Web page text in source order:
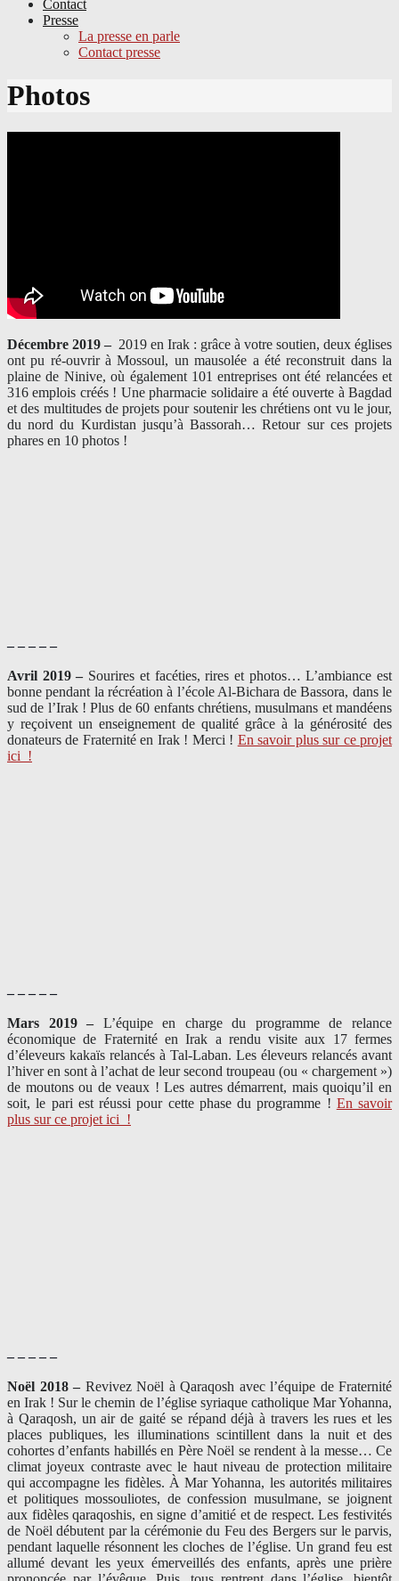
Contact
Presse
La presse en parle
Contact presse
to
Photos
Décembre 2019 – 2019 en Irak : grâce à votre soutien, deux églises
ont pu ré-ouvrir à Mossoul, un mausolée a été reconstruit dans la
plaine de Ninive, où également 101 entreprises ont été relancées et
316 emplois créés ! Une pharmacie solidaire a été ouverte à Bagdad
et des multitudes de projets pour soutenir les chrétiens ont vu le jour,
du nord du Kurdistan jusqu’à Bassorah… Retour sur ces projets
phares en 10 photos !
– – – – –
Avril 2019 – Sourires et facéties, rires et photos… L’ambiance est
bonne pendant la récréation à l’école Al-Bichara de Bassora, dans le
sud de l’Irak ! Plus de 60 enfants chrétiens, musulmans et mandéens
y reçoivent un enseignement de qualité grâce à la générosité des
donateurs de Fraternité en Irak ! Merci ! En savoir plus sur ce projet
ici !
– – – – –
Mars 2019 – L’équipe en charge du programme de relance
économique de Fraternité en Irak a rendu visite aux 17 fermes
d’éleveurs kakaïs relancés à Tal-Laban. Les éleveurs relancés avant
l’hiver en sont à l’achat de leur second troupeau (ou « chargement »)
de moutons ou de veaux ! Les autres démarrent, mais quoiqu’il en
soit, le pari est réussi pour cette phase du programme ! En savoir
plus sur ce projet ici !
– – – – –
Noël 2018 – Revivez Noël à Qaraqosh avec l’équipe de Fraternité
en Irak ! Sur le chemin de l’église syriaque catholique Mar Yohanna,
à Qaraqosh, un air de gaité se répand déjà à travers les rues et les
places publiques, les illuminations scintillent dans la nuit et des
cohortes d’enfants habillés en Père Noël se rendent à la messe… Ce
climat joyeux contraste avec le haut niveau de protection militaire
qui accompagne les fidèles. À Mar Yohanna, les autorités militaires
et politiques mossouliotes, de confession musulmane, se joignent
aux fidèles qaraqoshis, en signe d’amitié et de respect. Les festivités
de Noël débutent par la cérémonie du Feu des Bergers sur le parvis,
pendant laquelle résonnent les cloches de l’église. Un grand feu est
allumé devant les yeux émerveillés des enfants, après une prière